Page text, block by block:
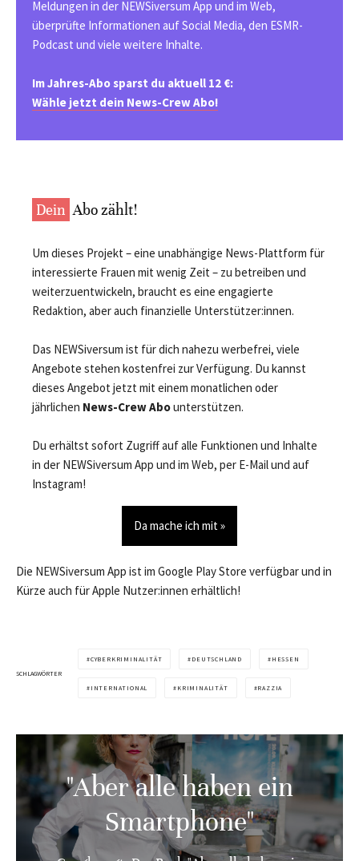
Meldungen in der NEWSiversum App und im Web,
überprüfte Informationen auf Social Media, den ESMR-
Podcast und viele weitere Inhalte.
Im Jahres-Abo sparst du aktuell 12 €:
Wähle jetzt dein News-Crew Abo!
Dein Abo zählt!
Um dieses Projekt – eine unabhängige News-Plattform für
interessierte Frauen mit wenig Zeit – zu betreiben und
weiterzuentwickeln, braucht es eine engagierte
Redaktion, aber auch finanzielle Unterstützer:innen.
Das NEWSiversum ist für dich nahezu werbefrei, viele
Angebote stehen kostenfrei zur Verfügung. Du kannst
dieses Angebot jetzt mit einem monatlichen oder
jährlichen News-Crew Abounterstützen.
Du erhältst sofort Zugriff auf alle Funktionen und Inhalte
in der NEWSiversum App und im Web, per E-Mail und auf
Instagram!
Da mache ich mit »
Die NEWSiversum App ist im Google Play Store verfügbar und in
Kürze auch für Apple Nutzer:innen erhältlich!
SCHLAGWÖRTER
CYBERKRIMINALITÄT DEUTSCHLAND HESSEN
INTERNATIONAL KRIMINALITÄT RAZZIA
"Aber alle haben ein
Smartphone"